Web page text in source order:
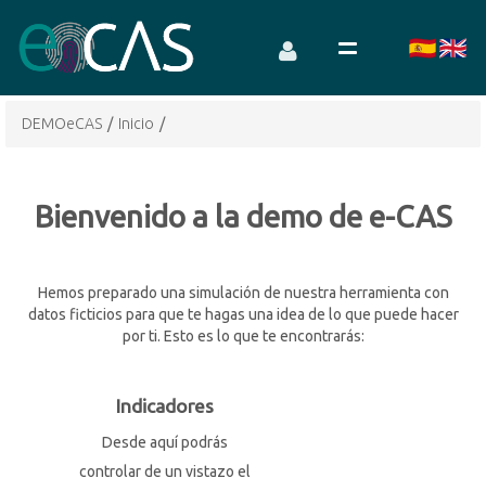
DEMOeCAS / Inicio /
Bienvenido a la demo de e-CAS
Hemos preparado una simulación de nuestra herramienta con
datos ficticios para que te hagas una idea de lo que puede hacer
por ti. Esto es lo que te encontrarás:
Indicadores
Desde aquí podrás
controlar de un vistazo el